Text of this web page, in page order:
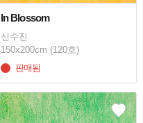
In Blossom
신수진
150x200cm (120호)
판매됨